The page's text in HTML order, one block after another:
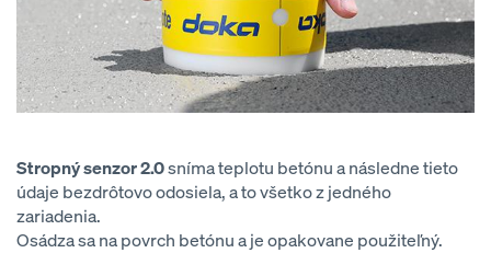
Stropný senzor 2.0sníma teplotu betónu a následne tieto
údaje bezdrôtovo odosiela, a to všetko z jedného
zariadenia.
Osádza sa na povrch betónu a je opakovane použiteľný.